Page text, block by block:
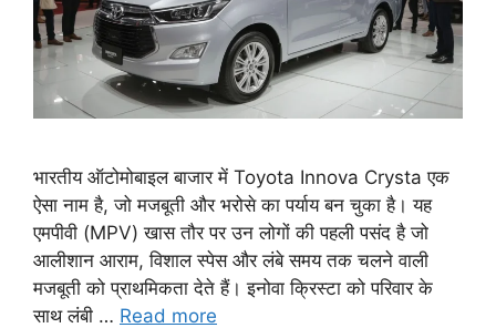
भारतीय ऑटोमोबाइल बाजार में Toyota Innova Crysta एक
ऐसा नाम है, जो मजबूती और भरोसे का पर्याय बन चुका है। यह
एमपीवी (MPV) खास तौर पर उन लोगों की पहली पसंद है जो
आलीशान आराम, विशाल स्पेस और लंबे समय तक चलने वाली
मजबूती को प्राथमिकता देते हैं। इनोवा क्रिस्टा को परिवार के
साथ लंबी … Read more